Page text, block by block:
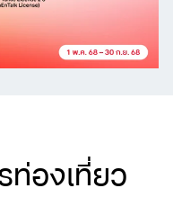
องเที่ยว